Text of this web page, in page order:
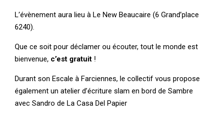
L’évènement aura lieu à Le New Beaucaire (6 Grand’place
6240).
Que ce soit pour déclamer ou écouter, tout le monde est
bienvenue, c’est gratuit !
Durant son Escale à Farciennes, le collectif vous propose
également un atelier d’écriture slam en bord de Sambre
avec Sandro de La Casa Del Papier